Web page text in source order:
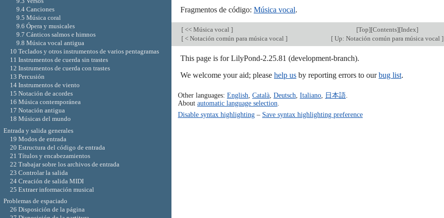
Fragmentos de código: Música vocal.
[ << Música vocal ] [Top][Contents][Index]
[ < Notación común para música vocal ] [Up: Notación común para música vocal ]
This page is for LilyPond-2.25.81 (development-branch).
We welcome your aid; please help us by reporting errors to ourbug list.
Other languages: English, Català, Deutsch, Italiano, 日本語.
About automatic language selection.
Disable syntax highlighting– Save syntax highlighting preference
9.4 Canciones
9.5 Música coral
9.6 Ópera y musicales
9.7 Cánticos salmos e himnos
9.8 Música vocal antigua
10 Teclados y otros instrumentos de varios pentagramas
11 Instrumentos de cuerda sin trastes
12 Instrumentos de cuerda con trastes
13 Percusión
14 Instrumentos de viento
15 Notación de acordes
16 Música contemporánea
17 Notación antigua
18 Músicas del mundo
Entrada y salida generales
19 Modos de entrada
20 Estructura del código de entrada
21 Títulos y encabezamientos
22 Trabajar sobre los archivos de entrada
23 Controlar la salida
24 Creación de salida MIDI
25 Extraer información musical
Problemas de espaciado
26 Disposición de la página